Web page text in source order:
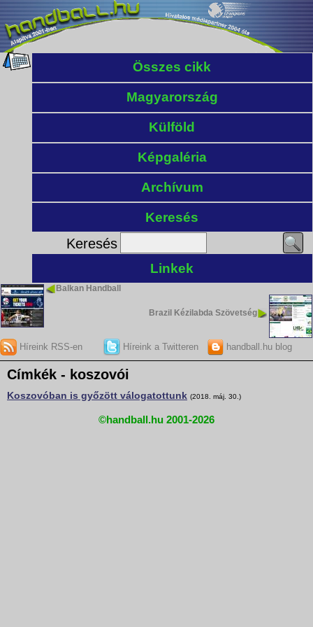
Összes cikk
Magyarország
Külföld
Képgaléria
Archívum
Keresés
Keresés
Linkek
Balkan Handball
Brazil Kézilabda Szövetség
Híreink RSS-en Híreink a Twitteren handball.hu blog
Címkék - koszovói
Koszovóban is győzött válogatottunk (2018. máj. 30.)
©handball.hu 2001-2026